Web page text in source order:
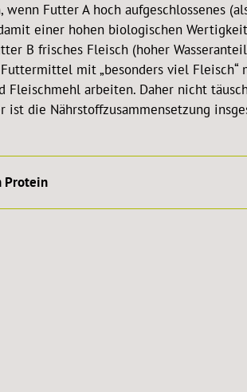
wenn Futter A hoch aufgeschlossenes
einer hohen biologischen
B frisches Fleisch (hoher
mit „besonders viel Fleisch“
Fleischmehl arbeiten. Daher nicht
ist die Nährstoffzusammensetzung
Protein